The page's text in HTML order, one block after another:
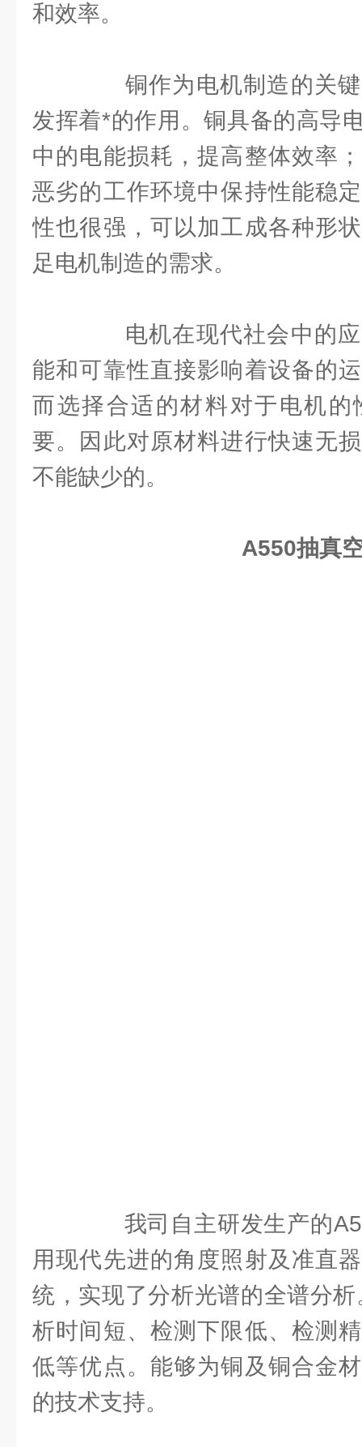
和效率。
铜作为电机制造的关键
发挥着*的作用。铜具备的高导
中的电能损耗，提高整体效率
恶劣的工作环境中保持性能稳
性也很强，可以加工成各种形
足电机制造的需求。
电机在现代社会中的应
能和可靠性直接影响着设备的
而选择合适的材料对于电机的
要。因此对原材料进行快速无
不能缺少的。
A550抽真
我司自主研发生产的
用现代先进的角度照射及准直
统，实现了分析光谱的全谱分
析时间短、检测下限低、检测
低等优点。能够为铜及铜合金
的技术支持。